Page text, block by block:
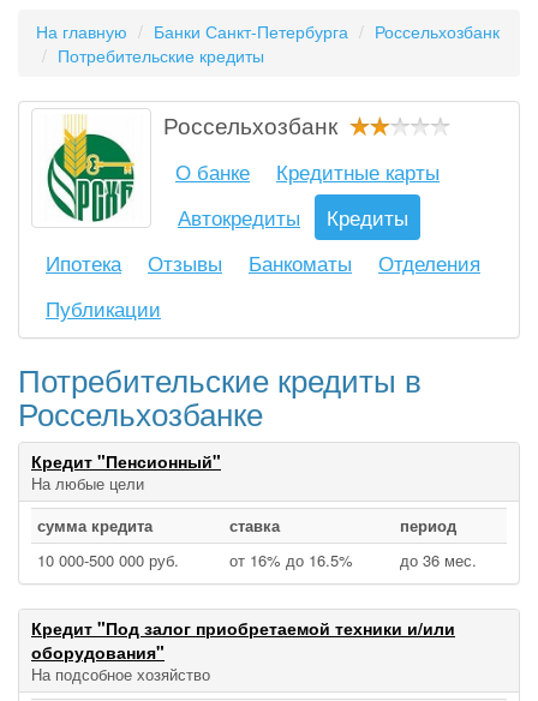
На главную Банки Санкт-Петербурга
Россельхозбанк
Потребительские кредиты
Россельхозбанк
О банке
Кредитные карты
Автокредиты
Кредиты
Ипотека
Отзывы Банкоматы
Отделения
Публикации
Потребительские кредиты в
Россельхозбанке
Кредит "Пенсионный"
На любые цели
сумма кредита
ставка
период
10 000‑500 000 руб.
от 16% до 16.5% до 36 мес.
Кредит "Под залог приобретаемой техники и/или
оборудования"
На подсобное хозяйство